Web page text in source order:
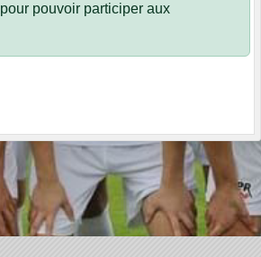
pour pouvoir participer aux